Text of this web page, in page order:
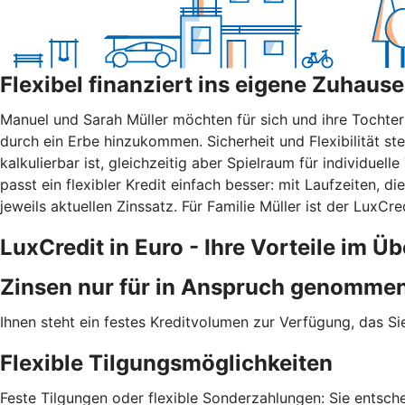
Flexibel finanziert ins eigene Zuhause
Manuel und Sarah Müller möchten für sich und ihre
durch ein Erbe hinzukommen. Sicherheit und Flexibilität
kalkulierbar ist, gleichzeitig aber Spielraum für
passt ein flexibler Kredit einfach besser: mit Laufzeiten,
jeweils aktuellen Zinssatz. Für Familie Müller ist der
LuxCredit in Euro - Ihre Vorteile im
Zinsen nur für in Anspruch
Ihnen steht ein festes Kreditvolumen zur Verfügung, das
Flexible Tilgungsmöglichkeiten
Feste Tilgungen oder flexible Sonderzahlungen: Sie